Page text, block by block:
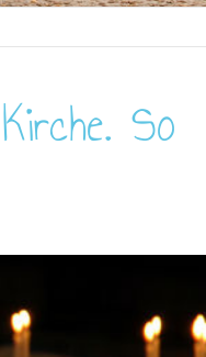
So